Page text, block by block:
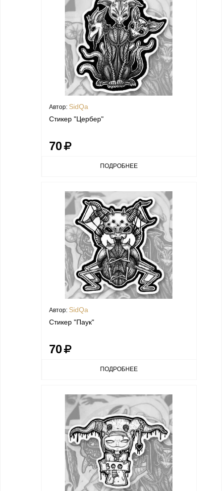
Автор: SidQa
Стикер "Цербер"
70
ПОДРОБНЕЕ
Автор: SidQa
Стикер "Паук"
70
ПОДРОБНЕЕ